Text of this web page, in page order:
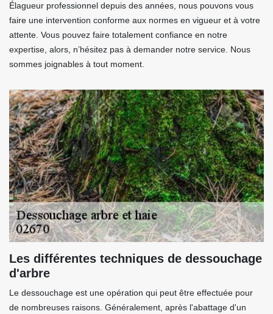
Élagueur professionnel depuis des années, nous pouvons vous
faire une intervention conforme aux normes en vigueur et à votre
attente. Vous pouvez faire totalement confiance en notre
expertise, alors, n’hésitez pas à demander notre service. Nous
sommes joignables à tout moment.
Les différentes techniques de dessouchage
d'arbre
Le dessouchage est une opération qui peut être effectuée pour
de nombreuses raisons. Généralement, après l'abattage d'un